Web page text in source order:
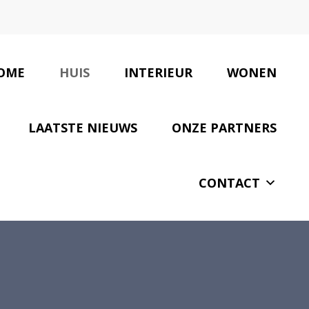
HUIS INTERIEUR WONEN
LAATSTE NIEUWS ONZE PARTNERS
CONTACT